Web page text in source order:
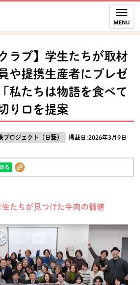
ニューです。
スキップする
こまで。
ラブ】学生たちが取材
や提携生産者にプレゼ
私たちは物語を食べて
り口を提案
プロジェクト（日藝） 掲載日:2026年3月9日
生たちが見つけた牛肉の価値